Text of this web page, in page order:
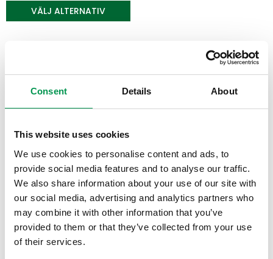
Consent Details About
This website uses cookies
We use cookies to personalise content and ads, to
provide social media features and to analyse our traffic.
We also share information about your use of our site with
our social media, advertising and analytics partners who
may combine it with other information that you’ve
provided to them or that they’ve collected from your use
of their services.
VÄLJ ALTERNATIV
Rodenåkarna erbjuder en omfattande kollektion
av gräsmattejordar från Hasselfors Garden,
underhåll av gräsmattor. Från ogödslade
basjordar till näringsrika premiumblandningar,
vår gräsmattejord garanterar optimal tillväxt
och vitalitet för din gräsmatta. Varje jordtyp är
noggrant sammansatt för att erbjuda den rätta
balansen av näringsämnen och struktur, vilket
säkerställer en tålig och frodig gräsmatta.
Upptäck våra mångsidiga gräsmattejordar för